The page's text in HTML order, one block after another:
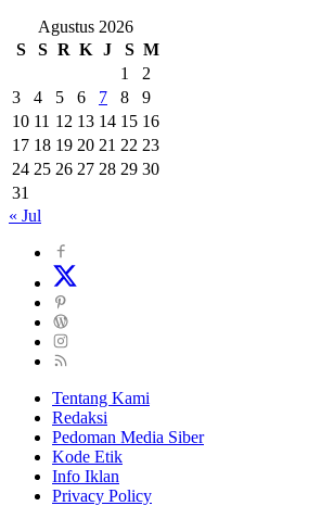
Agustus 2026
S
S R K J S M
1
2
3
4 5 6 7 8
9
10 11 12 13 14 15 16
17 18 19 20 21 22 23
24 25 26 27 28 29 30
31
« Jul
Tentang Kami
Redaksi
Pedoman Media Siber
Kode Etik
Info Iklan
Privacy Policy